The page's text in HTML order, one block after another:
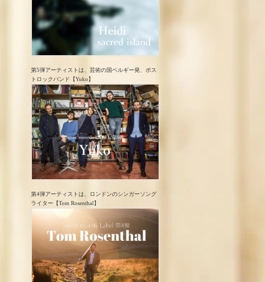
第5弾アーティストは、芸術の国ベルギー発、ポス
トロック​バンド【Yuko】
第4弾アーティストは、ロンドンのシンガーソング
ライター【Tom Rosenthal】